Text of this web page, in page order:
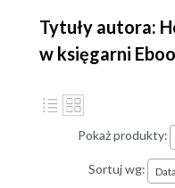
Tytuły autora:
w księgarni
Pokaż produkty:
Sortuj wg: